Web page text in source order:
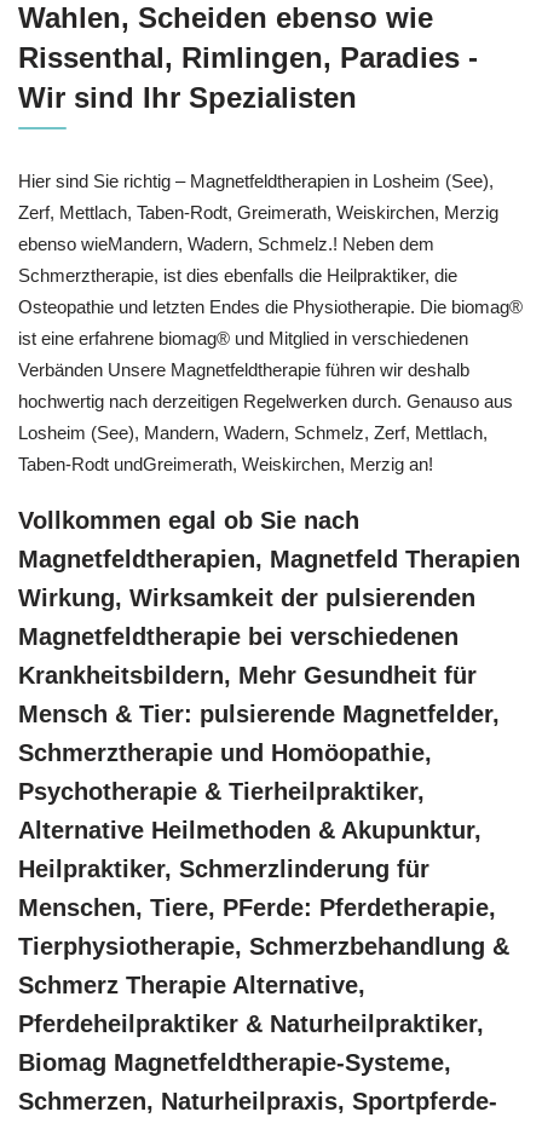
Wahlen, Scheiden ebenso wie
Rissenthal, Rimlingen, Paradies -
Wir sind Ihr Spezialisten
Hier sind Sie richtig – Magnetfeldtherapien in Losheim (See),
Zerf, Mettlach, Taben-Rodt, Greimerath, Weiskirchen, Merzig
ebenso wieMandern, Wadern, Schmelz.! Neben dem
Schmerztherapie, ist dies ebenfalls die Heilpraktiker, die
Osteopathie und letzten Endes die Physiotherapie. Die biomag®
ist eine erfahrene biomag® und Mitglied in verschiedenen
Verbänden Unsere Magnetfeldtherapie führen wir deshalb
hochwertig nach derzeitigen Regelwerken durch. Genauso aus
Losheim (See), Mandern, Wadern, Schmelz, Zerf, Mettlach,
Taben-Rodt undGreimerath, Weiskirchen, Merzig an!
Vollkommen egal ob Sie nach
Magnetfeldtherapien, Magnetfeld Therapien
Wirkung, Wirksamkeit der pulsierenden
Magnetfeldtherapie bei verschiedenen
Krankheitsbildern, Mehr Gesundheit für
Mensch & Tier: pulsierende Magnetfelder,
Schmerztherapie und ‎Homöopathie,
‎Psychotherapie & ‎Tierheilpraktiker,
Alternative Heilmethoden & Akupunktur,
Heilpraktiker, Schmerzlinderung für
Menschen, Tiere, PFerde: Pferdetherapie,
Tierphysiotherapie, Schmerzbehandlung &
Schmerz Therapie Alternative,
Pferdeheilpraktiker & Naturheilpraktiker,
Biomag Magnetfeldtherapie-Systeme,
Schmerzen, Naturheilpraxis, Sportpferde-